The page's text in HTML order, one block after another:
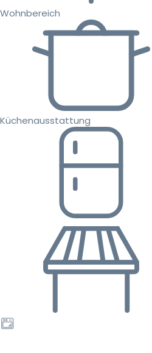
Wohnbereich
Küchenausstattung